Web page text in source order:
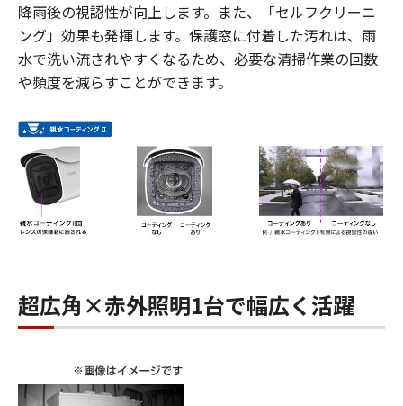
降雨後の視認性が向上します。また、「セルフクリーニ
ング」効果も発揮します。保護窓に付着した汚れは、雨
水で洗い流されやすくなるため、必要な清掃作業の回数
や頻度を減らすことができます。
超広角×赤外照明1台で幅広く活躍